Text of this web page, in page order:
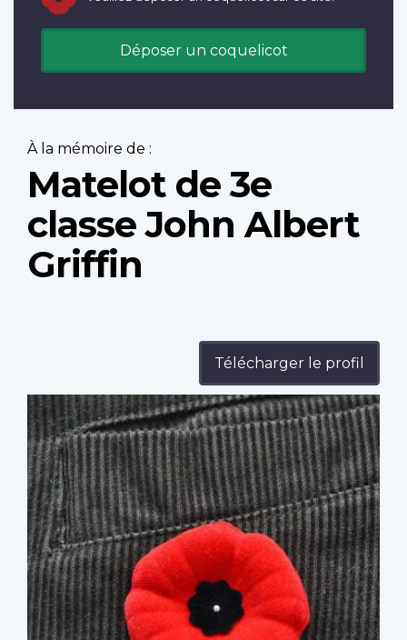
Déposer un coquelicot
À la mémoire de :
Matelot de 3e
classe John Albert
Griffin
Télécharger le profil
Profile
image